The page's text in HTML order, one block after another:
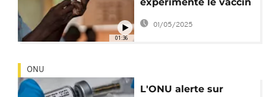
01:36
expérimente le vaccin
pour les enfants
01/05/2025
ONU
L'ONU alerte sur